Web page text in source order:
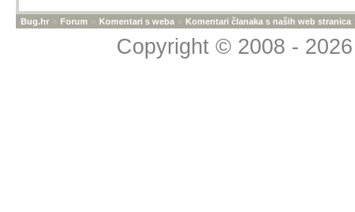
Bug.hr » Forum » Komentari s weba » Komentari članaka s naših web stranica
Copyright © 2008 -